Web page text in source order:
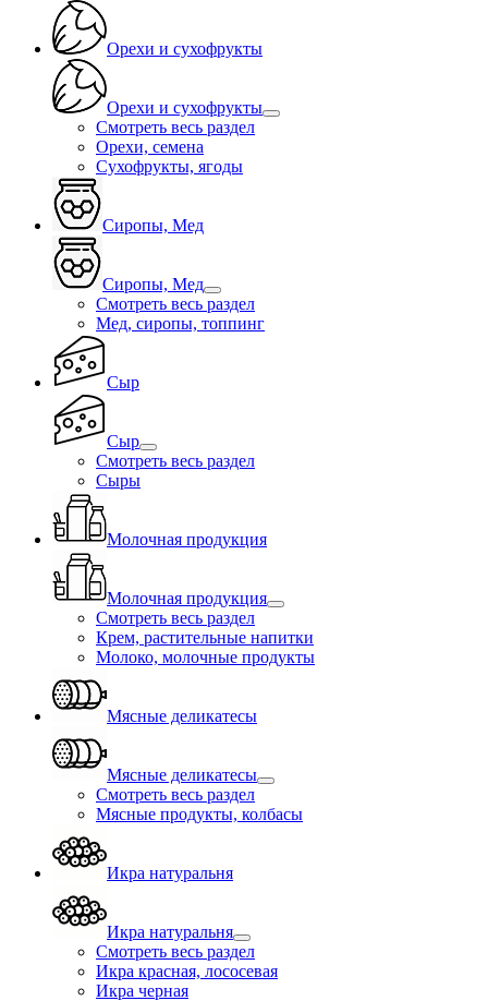
Орехи и сухофрукты
Орехи и сухофрукты
Смотреть весь раздел
Орехи, семена
Сухофрукты, ягоды
Сиропы, Мед
Сиропы, Мед
Смотреть весь раздел
Мед, сиропы, топпинг
Сыр
Сыр
Смотреть весь раздел
Сыры
Молочная продукция
Молочная продукция
Смотреть весь раздел
Крем, растительные напитки
Молоко, молочные продукты
Мясные деликатесы
Мясные деликатесы
Смотреть весь раздел
Мясные продукты, колбасы
Икра натуральня
Икра натуральня
Смотреть весь раздел
Икра красная, лососевая
Икра черная